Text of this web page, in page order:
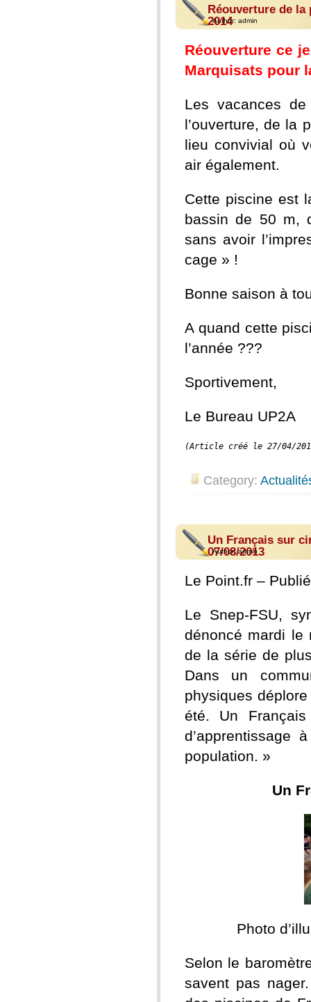
Réouverture de
2014
Author: admin
Réouverture ce
Marquisats pour
Les vacances
l’ouverture, de la
lieu convivial où
air également.
Cette piscine est
bassin de 50 m,
sans avoir
cage » !
Bonne saison à
A quand cette
l’année ???
Sportivement,
Le Bureau UP2A
(Article créé le 27/04/
Category:
Un Français sur
07/08/2013
Author:admin
Le Point.fr –
Le Snep-FSU,
dénoncé mardi le
de la série de
Dans un
physiques
été. Un
d’apprentissage
population. »
Un
Photo
Selon le
savent pas